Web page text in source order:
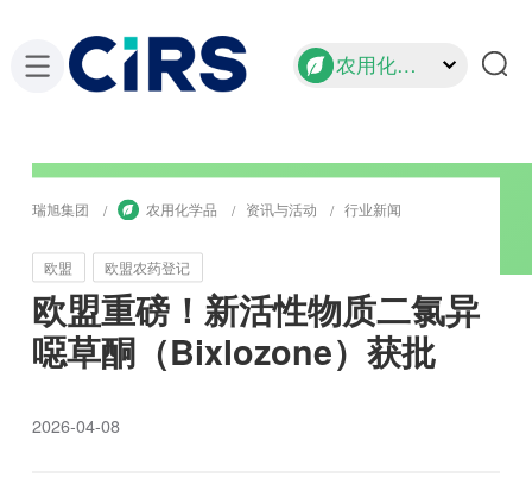
农用化学品
瑞旭集团 农用化学品 资讯与活动 行业新闻
欧盟 欧盟农药登记
欧盟重磅！新活性物质二氯异
噁草酮（Bixlozone）获批
2026-04-08